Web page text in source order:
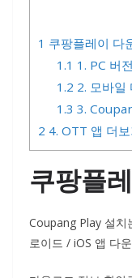
1 쿠팡플레이 다
1.1 1. PC 버
1.2 2. 모바일
1.3 3.
2 4. OTT 앱 더보
쿠팡플
Coupang Play 설치
로이드 / iOS 앱 다